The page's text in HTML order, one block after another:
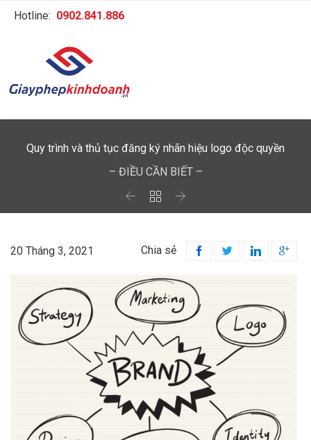
Hotline: 0902.841.886
Quy trình và thủ tục đăng ký nhãn hiệu logo độc quyền
– ĐIỀU CẦN BIẾT –
  
20 Tháng 3, 2021 Chia sẻ    